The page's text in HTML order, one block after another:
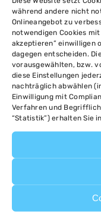
während andere nicht
Onlineangebot zu
notwendigen Cookies
akzeptieren” einwilligen
dagegen entscheiden.
vorausgewählten, bzw.
diese Einstellungen
nachträglich abwählen
Einwilligung mit
Verfahren und
“Statistik”) erhalten Sie
Vonconzelmann | 2.
Teilen
Facebook
X
Über den